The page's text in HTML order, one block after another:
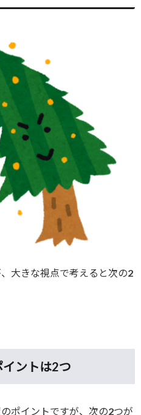
大きな視点で考えると次の2
ントは2つ
ポイントですが、次の2つが